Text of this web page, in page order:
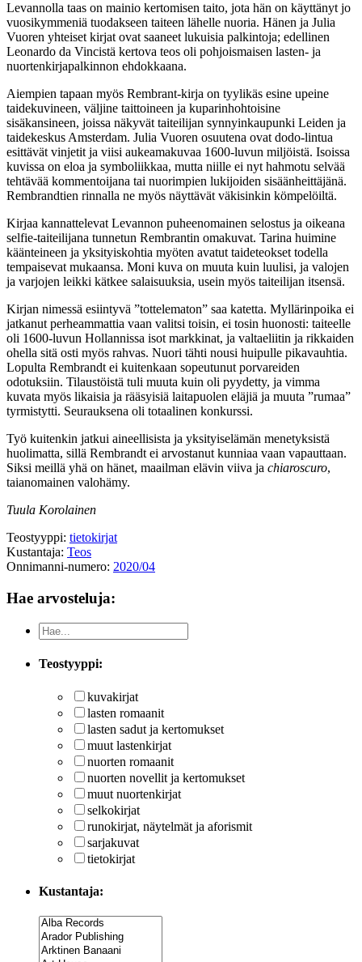
Levannolla taas on mainio kertomisen taito, jota hän on käyttänyt jo
vuosikymmeniä tuodakseen taiteen lähelle nuoria. Hänen ja Julia
Vuoren yhteiset kirjat ovat saaneet lukuisia palkintoja; edellinen
Leonardo da Vincistä kertova teos oli pohjoismaisen lasten- ja
nuortenkirjapalkinnon ehdokkaana.
Aiempien tapaan myös Rembrant-kirja on tyylikäs esine upeine
taidekuvineen, väljine taittoineen ja kuparinhohtoisine
sisäkansineen, joissa näkyvät taiteilijan synnyinkaupunki Leiden ja
taidekeskus Amsterdam. Julia Vuoren osuutena ovat dodo-lintua
esittävät vinjetit ja viisi aukeamakuvaa 1600-luvun miljöistä. Isoissa
kuvissa on eloa ja symboliikkaa, mutta niille ei nyt hahmotu selvää
tehtävää kommentoijana tai nuorimpien lukijoiden sisäänheittäjänä.
Rembrandtien rinnalla ne myös näyttävät väkisinkin kömpelöiltä.
Kirjaa kannattelevat Levannon puheenomainen selostus ja oikeana
selfie-taiteilijana tunnetun Rembrantin omakuvat. Tarina huimine
käänteineen ja yksityiskohtia myöten avatut taideteokset todella
tempaisevat mukaansa. Moni kuva on muuta kuin luulisi, ja valojen
ja varjojen leikki kätkee salaisuuksia, usein myös taiteilijan itsensä.
Kirjan nimessä esiintyvä ”tottelematon” saa katetta. Myllärinpoika ei
jatkanut perheammattia vaan valitsi toisin, ei tosin huonosti: taiteelle
oli 1600-luvun Hollannissa isot markkinat, ja valtaeliitin ja rikkaiden
ohella sitä osti myös rahvas. Nuori tähti nousi huipulle pikavauhtia.
Lopulta Rembrandt ei kuitenkaan sopeutunut porvareiden
odotuksiin. Tilaustöistä tuli muuta kuin oli pyydetty, ja vimma
kuvata myös likaisia ja rääsyisiä laitapuolen eläjiä ja muuta ”rumaa”
tyrmistytti. Seurauksena oli totaalinen konkurssi.
Työ kuitenkin jatkui aineellisista ja yksityiselämän menetyksistä
huolimatta, sillä Rembrandt ei arvostanut kunniaa vaan vapauttaan.
Siksi meillä yhä on hänet, maailman elävin viiva ja chiaroscuro,
taianomainen valohämy.
Tuula Korolainen
Teostyyppi: tietokirjat
Kustantaja: Teos
Onnimanni-numero: 2020/04
Hae arvosteluja:
Teostyyppi:
kuvakirjat
lasten romaanit
lasten sadut ja kertomukset
muut lastenkirjat
nuorten romaanit
nuorten novellit ja kertomukset
muut nuortenkirjat
selkokirjat
runokirjat, näytelmät ja aforismit
sarjakuvat
tietokirjat
Kustantaja: